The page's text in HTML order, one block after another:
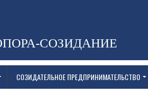
СОЗИДАНИЕ
СОЗИДАТЕЛЬНОЕ ПРЕДПРИНИМАТЕЛЬСТВО